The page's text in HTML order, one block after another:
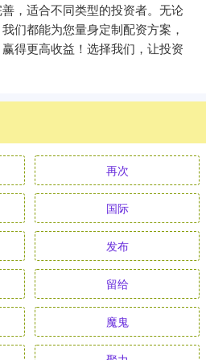
，适合不同类型的投资者。无论
们都能为您量身定制配资方案，
得更高收益！选择我们，让投资
再次
国际
发布
留给
魔鬼